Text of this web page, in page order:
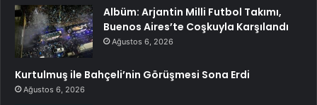
Albüm: Arjantin Milli Futbol Takımı,
Buenos Aires’te Coşkuyla Karşılandı
Ağustos 6, 2026
Kurtulmuş ile Bahçeli’nin Görüşmesi Sona Erdi
Ağustos 6, 2026